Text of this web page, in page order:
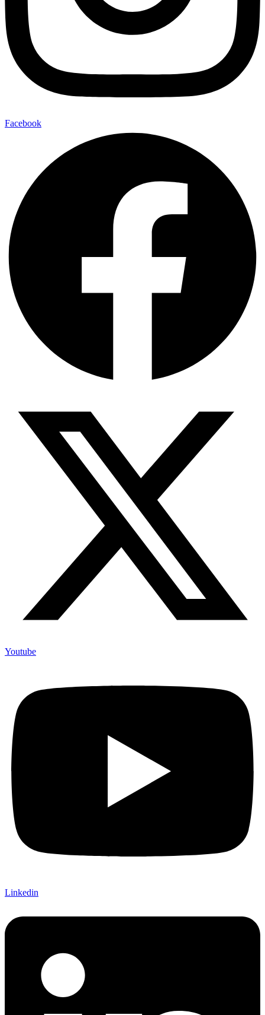
Facebook
Youtube
Linkedin